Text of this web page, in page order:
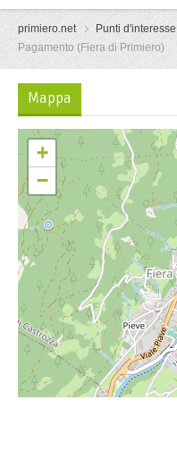
primiero.net Punti d'interesse
Pagamento (Fiera di Primiero)
Mappa
+
−